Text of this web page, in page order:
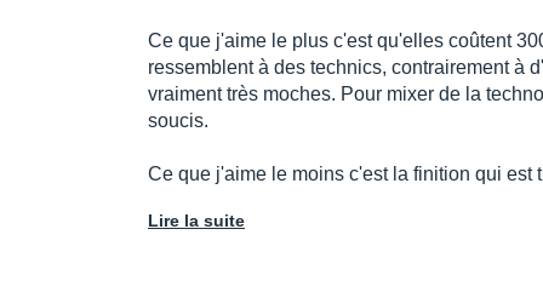
Ce que j'aime le plus c'est qu'elles coûtent
ressemblent à des technics, contrairement à
vraiment très moches. Pour mixer de la
soucis.
Ce que j'aime le moins c'est la finition qui est
Lire la suite